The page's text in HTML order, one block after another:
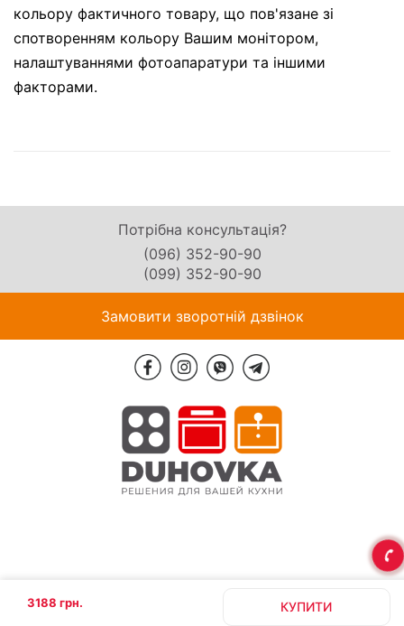
3188 грн. КУПИТИ
кольору фактичного товару, що пов'язане зі
спотворенням кольору Вашим монітором,
налаштуваннями фотоапаратури та іншими
факторами.
Потрібна консультація?
(096) 352-90-90
(099) 352-90-90
Замовити зворотній дзвінок